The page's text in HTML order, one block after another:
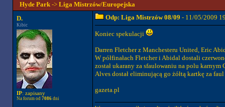
Hyde Park-> Liga Mistrzów/Europejska
D.
Kibic
IP: zapisany
Na forum od 7086dni
Odp: Liga Mistrzów 08/09 - 11/05/2009
Koniec spekulacji
Darren Fletcher z Manchesteru United, Eric
W półfinałach Fletcher i Abidal dostali
został ukarany za sfaulowaniu na polu karnym
Alves dostał eliminującą go żółtą kartkę za
gazeta.pl